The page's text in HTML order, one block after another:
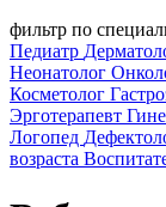
фильтр по
Педиатр
Неонатолог
Косметолог
Эрготерапевт
Логопед
возраста